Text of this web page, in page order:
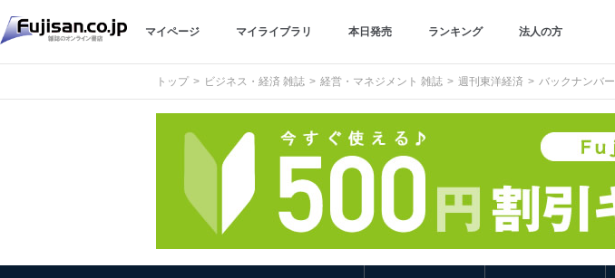
マイページ マイライブラリ 本日発売 ランキング 法人の方
トップ ビジネス・経済 雑誌 経営・マネジメント 雑誌 週刊東洋経済 バックナンバー